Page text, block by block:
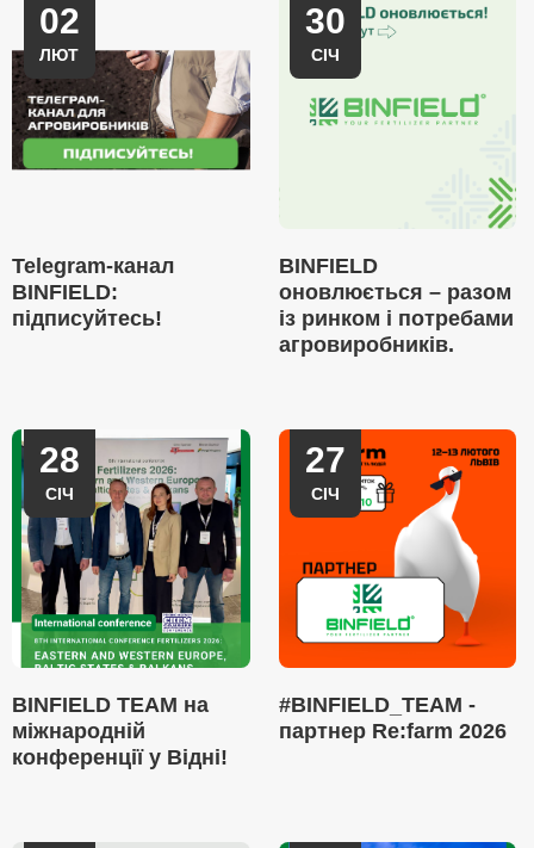
02
ЛЮТ
Telegram-канал
BINFIELD:
підписуйтесь!
30
СІЧ
BINFIELD
оновлюється – разом
із ринком і потребами
агровиробників.
28
СІЧ
BINFIELD TEAM на
міжнародній
конференції у Відні!
27
СІЧ
#BINFIELD_TEAM -
партнер Re:farm 2026